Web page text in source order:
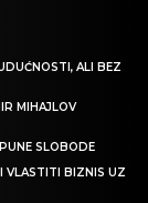
ALI BEZ
MIHAJLOV
SLOBODE
VLASTITI BIZNIS UZ